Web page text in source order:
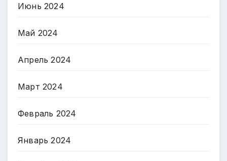
Июнь 2024
Май 2024
Апрель 2024
Март 2024
Февраль 2024
Январь 2024